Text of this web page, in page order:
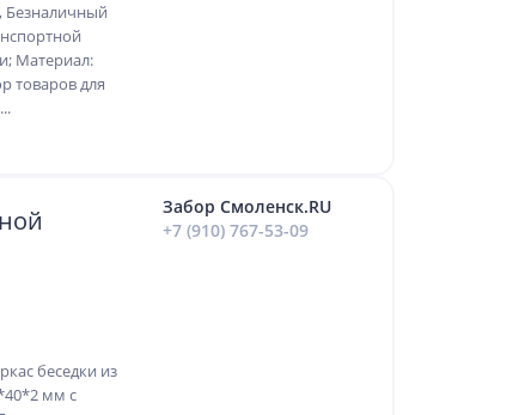
Безналичный
Материал:
товаров для
беседки из
мм с
Забор Смоленск.RU
+7 (910) 767-53-09